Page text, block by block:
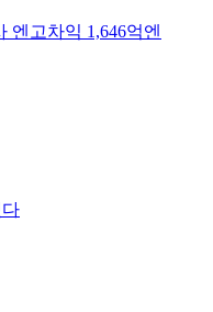
엔고차익 1,646억엔